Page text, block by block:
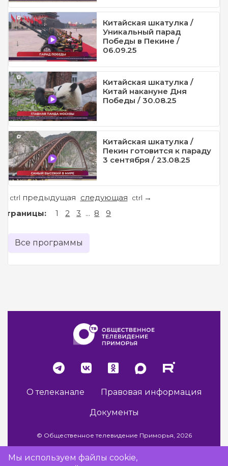
Китайская шкатулка /
Уникальный парад
Победы в Пекине /
06.09.25
Китайская шкатулка /
Китай накануне Дня
Победы / 30.08.25
Китайская шкатулка /
Пекин готовится к параду
3 сентября / 23.08.25
ctrl предыдущая следующая ctrl →
Страницы: 1 2 3 ... 8 9
Все программы
О телеканале Правовая информация
Документы
© Общественное телевидение Приморья, 2026
Мы используем файлы cookie,